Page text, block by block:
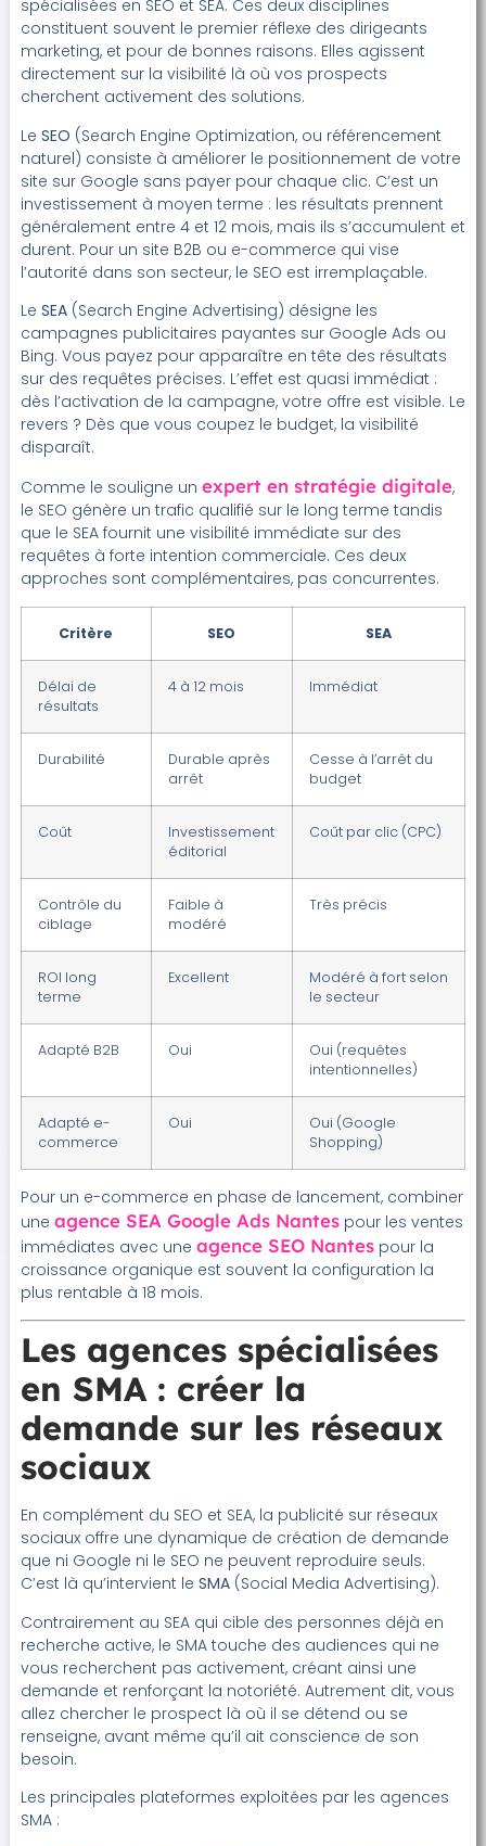
spécialisées en SEO et SEA. Ces deux disciplines
constituent souvent le premier réflexe des dirigeants
marketing, et pour de bonnes raisons. Elles agissent
directement sur la visibilité là où vos prospects
cherchent activement des solutions.
Le SEO (Search Engine Optimization, ou référencement
naturel) consiste à améliorer le positionnement de votre
site sur Google sans payer pour chaque clic. C’est un
investissement à moyen terme : les résultats prennent
généralement entre 4 et 12 mois, mais ils s’accumulent et
durent. Pour un site B2B ou e-commerce qui vise
l’autorité dans son secteur, le SEO est irremplaçable.
Le SEA(Search Engine Advertising) désigne les
campagnes publicitaires payantes sur Google Ads ou
Bing. Vous payez pour apparaître en tête des résultats
sur des requêtes précises. L’effet est quasi immédiat :
dès l’activation de la campagne, votre offre est visible. Le
revers ? Dès que vous coupez le budget, la visibilité
disparaît.
Comme le souligne un expert en stratégie digitale,
le SEO génère un trafic qualifié sur le long terme tandis
que le SEA fournit une visibilité immédiate sur des
requêtes à forte intention commerciale. Ces deux
approches sont complémentaires, pas concurrentes.
Critère SEO SEA
Délai de
résultats
4 à 12 mois Immédiat
Durabilité
Durable après
arrêt
Cesse à l’arrêt du
budget
Coût
Investissement
éditorial
Coût par clic (CPC)
Contrôle du
ciblage
Faible à
modéré
Très précis
ROI long
terme
Excellent
Modéré à fort selon
le secteur
Adapté B2B Oui
Oui (requêtes
intentionnelles)
Adapté e-
commerce
Oui
Oui (Google
Shopping)
Pour un e-commerce en phase de lancement, combiner
une agence SEA Google Ads Nantespour les ventes
immédiates avec une agence SEO Nantespour la
croissance organique est souvent la configuration la
plus rentable à 18 mois.
Les agences spécialisées
en SMA : créer la
demande sur les réseaux
sociaux
En complément du SEO et SEA, la publicité sur réseaux
sociaux offre une dynamique de création de demande
que ni Google ni le SEO ne peuvent reproduire seuls.
C’est là qu’intervient le SMA(Social Media Advertising).
Contrairement au SEA qui cible des personnes déjà en
recherche active, le SMA touche des audiences qui ne
vous recherchent pas activement, créant ainsi une
demande et renforçant la notoriété. Autrement dit, vous
allez chercher le prospect là où il se détend ou se
renseigne, avant même qu’il ait conscience de son
besoin.
Les principales plateformes exploitées par les agences
SMA :